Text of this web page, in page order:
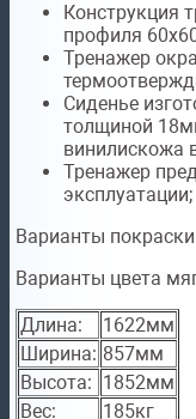
Конструкция
профиля
Тренажер
Сиденье
толщиной
винилискожа
Тренажер
эксплуатации;
Варианты
Варианты цвета
Длина:
1622мм
Ширина: 857мм
Высота: 1852мм
Вес:
185кг